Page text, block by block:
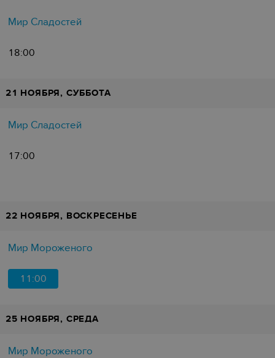
Мир Сладостей
18:00
21 НОЯБРЯ, СУББОТА
Мир Сладостей
17:00
22 НОЯБРЯ, ВОСКРЕСЕНЬЕ
Мир Мороженого
11:00
25 НОЯБРЯ, СРЕДА
Мир Мороженого